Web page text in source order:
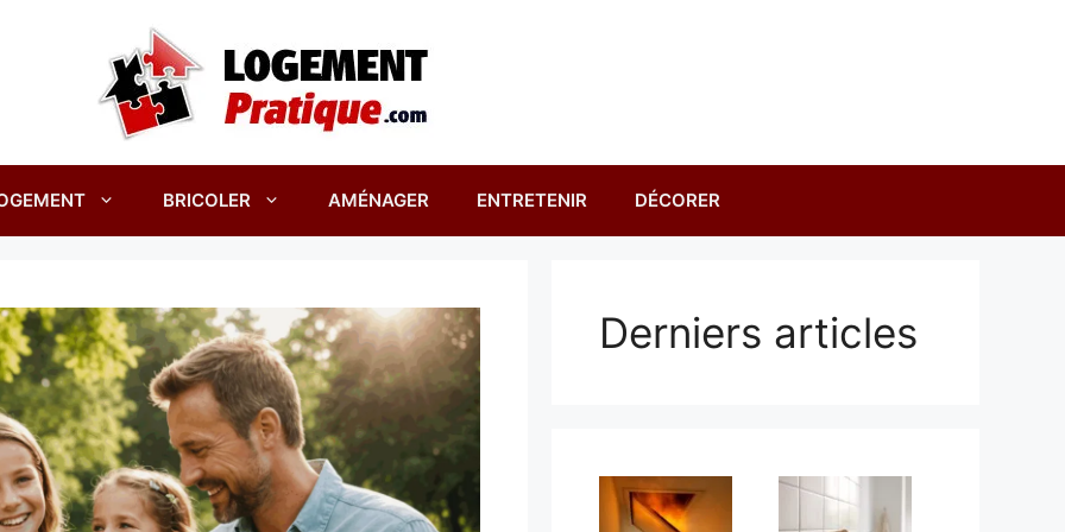
BRICOLER AMÉNAGER ENTRETENIR DÉCORER
Derniers articles